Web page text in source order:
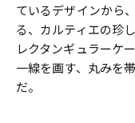
ているデザインから
る、カルティエの珍
レクタンギュラーケ
一線を画す、丸みを
だ。